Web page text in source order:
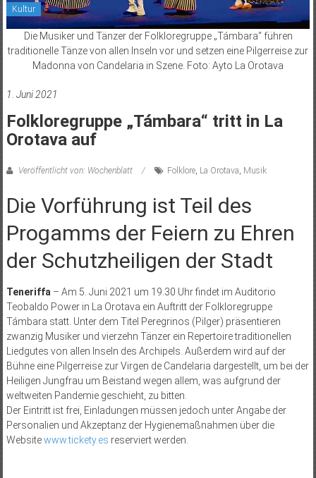
Kultur
Die Musiker und Tänzer der Folkloregruppe „Támbara“ führen
traditionelle Tänze von allen Inseln vor und setzen eine Pilgerreise zur
Madonna von Candelaria in Szene. Foto: Ayto La Orotava
1. Juni 2021
Folkloregruppe „Támbara“ tritt in La
Orotava auf
Veröffentlicht von: Wochenblatt Folklore, La Orotava Musik
Die Vorführung ist Teil des
Progamms der Feiern zu Ehren
der Schutzheiligen der Stadt
Teneriffa – Am 5. Juni 2021 um 19.30 Uhr findet im Auditorio
Teobaldo Power in La Orotava ein Auftritt der Folkloregruppe
Támbara statt. Unter dem Titel Peregrinos (Pilger) präsentieren
zwanzig Musiker und vierzehn Tänzer ein Repertoire traditionellen
Liedgutes von allen Inseln des Archipels. Außerdem wird auf der
Bühne eine Pilgerreise zur Virgen de Candelaria dargestellt, um bei der
Heiligen Jungfrau um Beistand wegen allem, was aufgrund der
weltweiten Pandemie geschieht, zu bitten.
Der Eintritt ist frei, Einladungen müssen jedoch unter Angabe der
Personalien und Akzeptanz der Hygienemaßnahmen über die
Websitewww.tickety.es reserviert werden.